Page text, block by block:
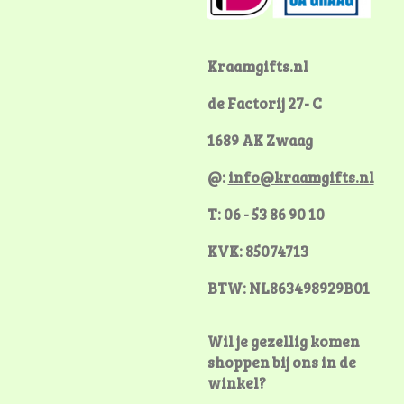
o
k
r
s
t
g
Kraamgifts.nl
de Factorij 27- C
1689 AK Zwaag
@:info@kraamgifts.nl
T: 06 - 53 86 90 10
KVK: 85074713
BTW: NL863498929B01
Wil je gezellig komen
shoppen bij ons in de
winkel?